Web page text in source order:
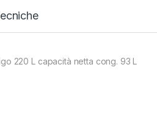
220 L capacità netta cong. 93 L